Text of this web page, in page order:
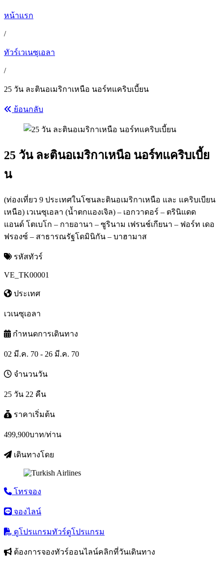
หน้าแรก
/
ทัวร์เวเนซุเอลา
/
25 วัน ละตินอเมริกาเหนือ นอร์ทแคริบเบี้ยน
ย้อนกลับ
25 วัน ละตินอเมริกาเหนือ นอร์ทแคริบเบี้ย
น
(ท่องเที่ยว 9 ประเทศในโซนละตินอเมริกาเหนือ และ แคริบเบียน
เหนือ) เวเนซุเอลา (น้ำตกแองเจิล) – เอกวาดอร์ – ตรินิแดด
แอนด์ โตเบโก – กายอานา – ซูรินาม เฟรนช์เกียนา – ฟอร์ท เดอ
ฟรองซ์ – สาธารณรัฐโดมินิกัน – บาฮามาส
รหัสทัวร์
VE_TK00001
ประเทศ
เวเนซุเอลา
กำหนดการเดินทาง
02 มี.ค. 70 - 26 มี.ค. 70
จำนวนวัน
25 วัน 22 คืน
ราคาเริ่มต้น
499,900บาท/ท่าน
เดินทางโดย
โทรจอง
จองไลน์
ดูโปรแกรมทัวร์ดูโปรแกรม
ต้องการจองทัวร์ออนไลน์คลิกที่วันเดินทาง